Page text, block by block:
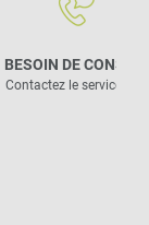
BESOIN DE CONSEIL
Contactez le service